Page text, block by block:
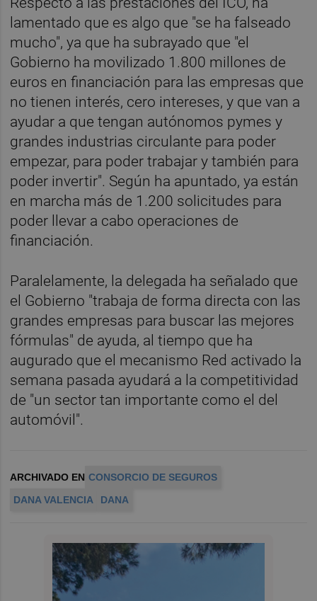
lamentado que es algo que "se ha falseado
mucho", ya que ha subrayado que "el
Gobierno ha movilizado 1.800 millones de
euros en financiación para las empresas que
no tienen interés, cero intereses, y que van a
ayudar a que tengan autónomos pymes y
grandes industrias circulante para poder
empezar, para poder trabajar y también para
poder invertir". Según ha apuntado, ya están
en marcha más de 1.200 solicitudes para
poder llevar a cabo operaciones de
financiación.
Paralelamente, la delegada ha señalado que
el Gobierno "trabaja de forma directa con las
grandes empresas para buscar las mejores
fórmulas" de ayuda, al tiempo que ha
augurado que el mecanismo Red activado la
semana pasada ayudará a la competitividad
de "un sector tan importante como el del
automóvil".
ARCHIVADO EN CONSORCIO DE SEGUROS
DANA VALENCIA
DANA